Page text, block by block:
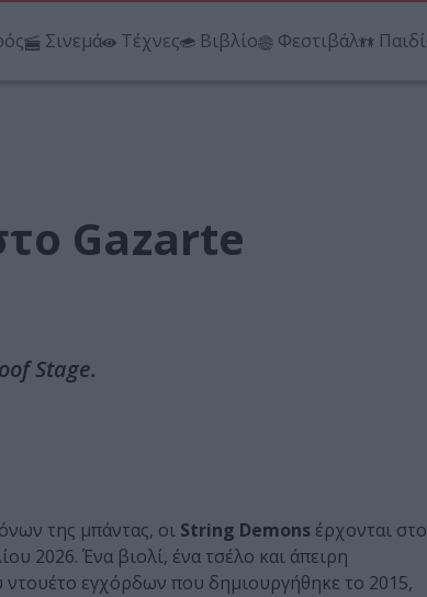
Σινεμά Τέχνες Βιβλίο Φεστιβάλ Παιδί
Gazarte
Stage.
της μπάντας, οι String Demons έρχονται στο
2026. Ένα βιολί, ένα τσέλο και άπειρη
ντουέτο εγχόρδων που δημιουργήθηκε το 2015,